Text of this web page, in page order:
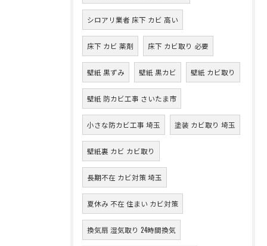
シロアリ業者 床下 カビ 高い
床下 カビ 薬剤 床下 カビ取り 必要
壁紙 黒ずみ 壁紙 黒カビ 壁紙 カビ取り
壁紙 防カビ工事 さいたま市
小さな防カビ工事 埼玉 塗装 カビ取り 埼玉
壁紙裏 カビ カビ取り
長期不在 カビ対策 埼玉
夏休み 不在 住まい カビ対策
換気扇 湿気取り 24時間換気